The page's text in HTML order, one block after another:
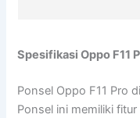
Spesifikasi Oppo F11
Ponsel Oppo F11 Pro
Ponsel ini memiliki